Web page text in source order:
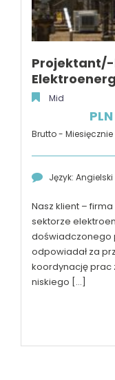
Projektant/-
Mid
PLN
Brutto - Miesięcznie
Język: Angielski
Nasz klient –
sektorze
doświadczonego
odpowiadał za
koordynację prac
niskiego [...]